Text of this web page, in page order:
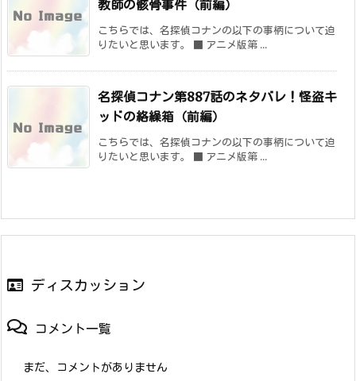
教師の骸骨事件（前編）
こちらでは、名探偵コナンの以下の事柄について迫
りたいと思います。 ■ アニメ版第 ...
名探偵コナン第887話のネタバレ！怪盗キ
ッドの絡繰箱（前編）
こちらでは、名探偵コナンの以下の事柄について迫
りたいと思います。 ■ アニメ版第 ...
ディスカッション
コメント一覧
まだ、コメントがありません